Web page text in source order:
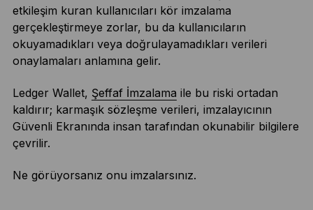
etkileşim kuran kullanıcıları kör imzalama
gerçekleştirmeye zorlar, bu da kullanıcıların
okuyamadıkları veya doğrulayamadıkları verileri
onaylamaları anlamına gelir.
Ledger Wallet, Şeffaf İmzalama ile bu riski ortadan
kaldırır; karmaşık sözleşme verileri, imzalayıcının
Güvenli Ekranında insan tarafından okunabilir bilgilere
çevrilir.
Ne görüyorsanız onu imzalarsınız.